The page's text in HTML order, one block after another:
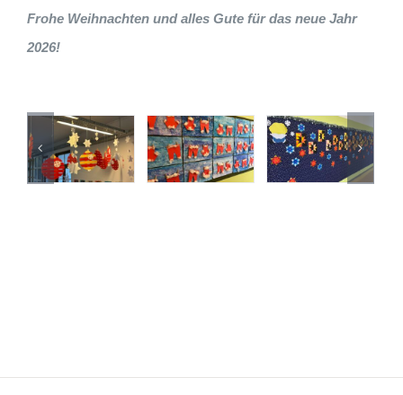
Frohe Weihnachten und alles Gute für das neue Jahr
2026!